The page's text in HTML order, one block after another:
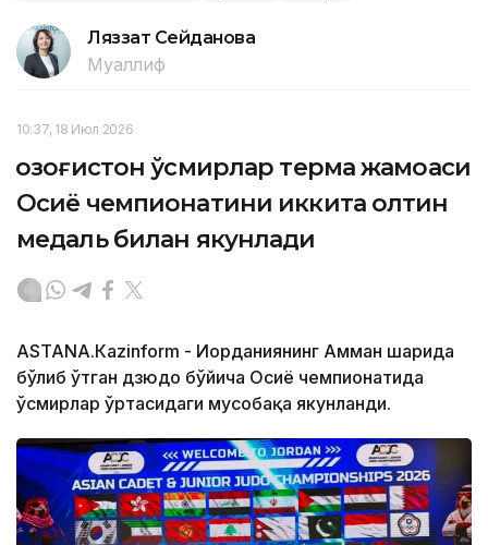
Ляззат Сейданова
Муаллиф
10:37, 18 Июл 2026
Қозоғистон ўсмирлар терма жамоаси
Осиё чемпионатини иккита олтин
медаль билан якунлади
АSTANА.Кazinform - Иорданиянинг Амман шаҳрида
бўлиб ўтган дзюдо бўйича Осиё чемпионатида
ўсмирлар ўртасидаги мусобақа якунланди.